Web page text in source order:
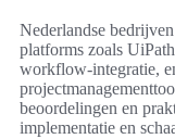
Nederlandse
platforms zoals
workflow-integratie,
beoordelingen en
implementatie en